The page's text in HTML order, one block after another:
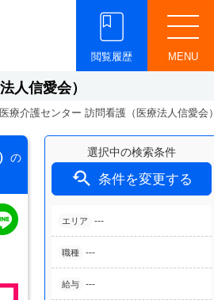
MENU
閲覧履歴
人信愛会）
療介護センター 訪問看護（医療法人信愛会）
選択中の検索条件
 条件を変更する
エリア ---
職種 ---
給与 ---
の